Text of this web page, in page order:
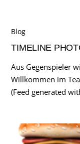
Blog
TIMELINE
Aus Gegenspieler
Willkommen im
(Feed generated